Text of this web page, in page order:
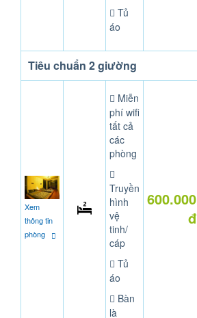
Tủ
áo
Tiêu chuẩn 2 giường
Xem
thông tin
phòng
Miễn
phí wifi
tất cả
các
phòng
Truyền
hình
vệ
tinh/
cáp
Tủ
áo
Bàn
là
600.000
đ